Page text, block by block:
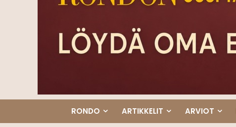
RONDO ARTIKKELIT ARVIOT